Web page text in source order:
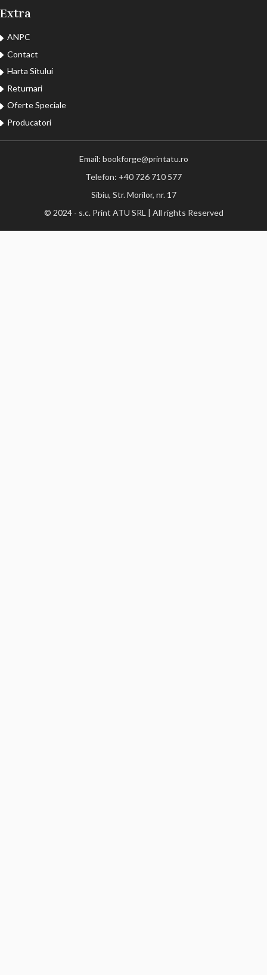
Extra
ANPC
Contact
Harta Sitului
Returnari
Oferte Speciale
Producatori
Email: bookforge@printatu.ro
Telefon: +40 726 710 577
Sibiu, Str. Morilor, nr. 17
© 2024 - s.c. Print ATU SRL | All rights Reserved